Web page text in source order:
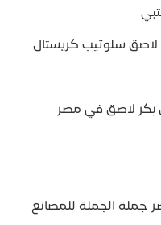
سلوتيب كريستال
بكر لاصق في مصر
جملة الجملة للمصانع